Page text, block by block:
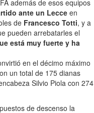
además de esos equipos
ante un Lecceen
de Francesco Totti, y a
pueden arrebatarles el
está muy fuerte y ha
en el décimo máximo
un total de 175 dianas
Silvio Piola con 274
de descenso la